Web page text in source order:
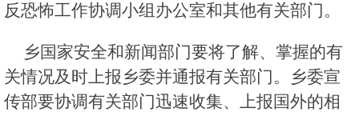
反恐怖工作协调小组办公室和其他有关部门。
乡国家安全和新闻部门要将了解、掌握的有
关情况及时上报乡委并通报有关部门。乡委宣
传部要协调有关部门迅速收集、上报国外的相